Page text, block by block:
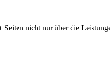
Seiten nicht nur über die